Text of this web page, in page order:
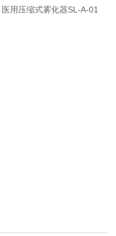
医用压缩式雾化器SL-A-01